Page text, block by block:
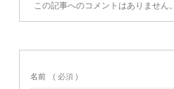
この記事へのコメントはありません。
名前 ( 必須 )